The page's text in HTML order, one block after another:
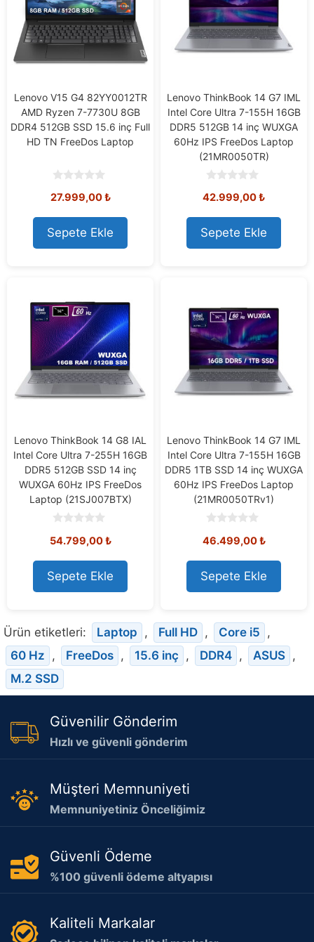
Lenovo V15 G4 82YY0012TR
AMD Ryzen 7-7730U 8GB
DDR4 512GB SSD 15.6 inç Full
HD TN FreeDos Laptop
o
t
o
f
5
27.999,00₺
Sepete Ekle
Lenovo ThinkBook 14 G7 IML
Intel Core Ultra 7-155H 16GB
DDR5 512GB 14 inç WUXGA
60Hz IPS FreeDos Laptop
(21MR0050TR)
o
t
o
f
5
42.999,00₺
Sepete Ekle
Lenovo ThinkBook 14 G8 IAL
Intel Core Ultra 7-255H 16GB
DDR5 512GB SSD 14 inç
WUXGA 60Hz IPS FreeDos
Laptop (21SJ007BTX)
o
t
o
f
5
54.799,00₺
Sepete Ekle
Lenovo ThinkBook 14 G7 IML
Intel Core Ultra 7-155H 16GB
DDR5 1TB SSD 14 inç WUXGA
60Hz IPS FreeDos Laptop
(21MR0050TRv1)
o
t
o
f
5
46.499,00₺
Sepete Ekle
Ürün etiketleri: Laptop , Full HD , Core i5
,
60 Hz
, FreeDos , 15.6 inç , DDR4 , ASUS ,
M.2 SSD
Güvenilir Gönderim
Hızlı ve güvenli gönderim
Müşteri Memnuniyeti
Memnuniyetiniz Önceliğimiz
Güvenli Ödeme
%100 güvenli ödeme altyapısı
Kaliteli Markalar